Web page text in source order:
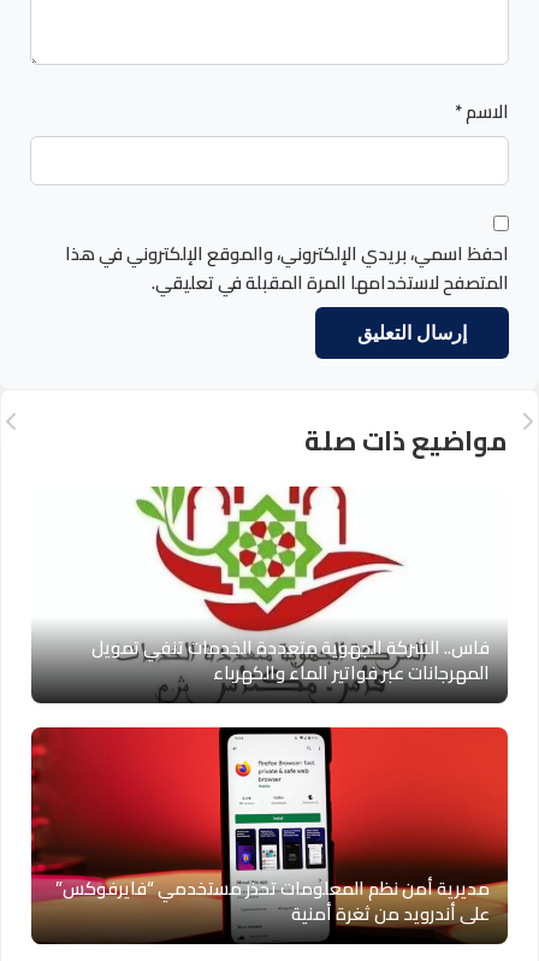
الاسم*
احفظ اسمي، بريدي الإلكتروني، والموقع الإلكتروني في هذا
المتصفح لاستخدامها المرة المقبلة في تعليقي.
مواضيع ذات صلة
فاس.. الشركة الجهوية متعددة الخدمات تنفي تمويل
المهرجانات عبر فواتير الماء والكهرباء
مديرية أمن نظم المعلومات تحذر مستخدمي “فايرفوكس”
على أندرويد من ثغرة أمنية